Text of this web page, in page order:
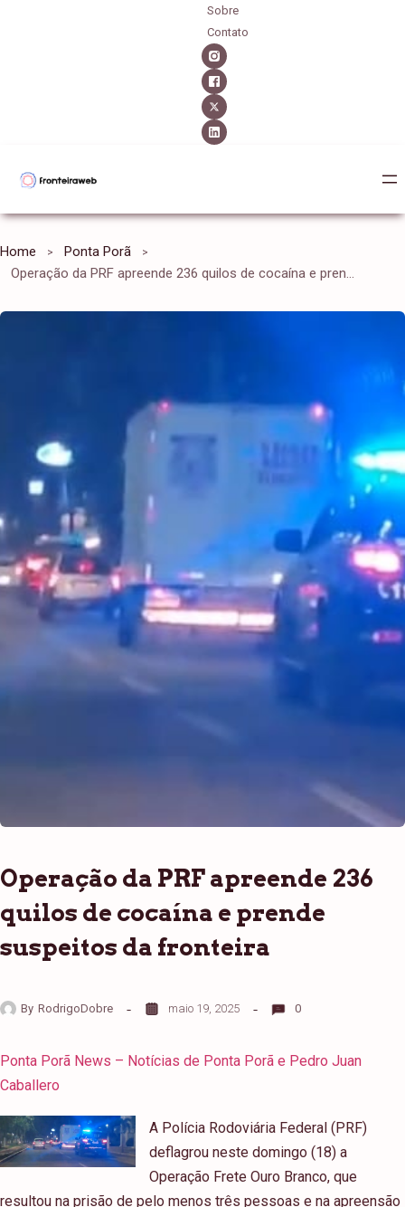
Sobre
Contato
Home
Ponta Porã
Operação da PRF apreende 236 quilos de cocaína e prende suspeitos da fronteira
Operação da PRF apreende 236
quilos de cocaína e prende
suspeitos da fronteira
By RodrigoDobre maio 19, 2025 0
Ponta Porã News – Notícias de Ponta Porã e Pedro Juan
Caballero
A Polícia Rodoviária Federal (PRF)
deflagrou neste domingo (18) a
Operação Frete Ouro Branco, que
resultou na prisão de pelo menos três pessoas e na apreensão